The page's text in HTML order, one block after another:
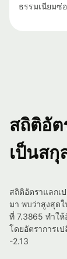
ธรรมเนียมซ่
สถิติอัต
เป็นสกุ
สถิติอัตราแลกเ
มา พบว่าสูงสุด
ที่ 7.3865 ทำใ
โดยอัตราการเ
-2.13